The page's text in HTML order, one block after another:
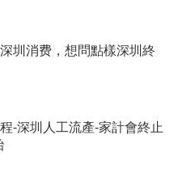
圳消费，想問點樣深圳終
-深圳人工流產-家計會終止